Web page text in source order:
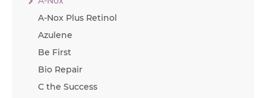
A-Nox Plus Retinol
Azulene
Be First
Bio Repair
C the Success